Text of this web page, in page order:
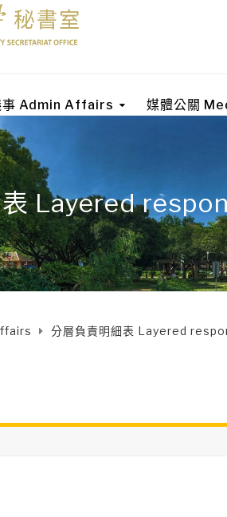
事 Admin Affairs 媒體公關
表 Layered
分層負責明細表 Layered